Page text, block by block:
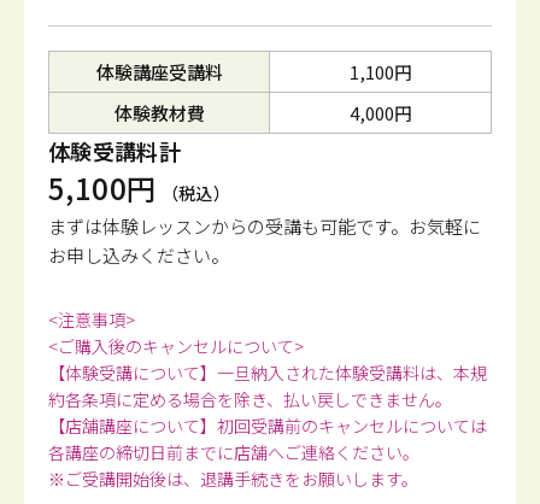
体験講座受講料
1,100円
体験教材費
4,000円
体験受講料計
5,100円 （税込）
まずは体験レッスンからの受講も可能です。 お気軽に
お申し込みください。
<注意事項>
<ご購入後のキャンセルについて>
【体験受講について】一旦納入された体験受講料は、本規
約各条項に定める場合を除き、払い戻しできません。
【店舗講座について】初回受講前のキャンセルについては
各講座の締切日前までに店舗へご連絡ください。
※ご受講開始後は、退講手続きをお願いします。